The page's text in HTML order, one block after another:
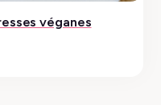
véganes